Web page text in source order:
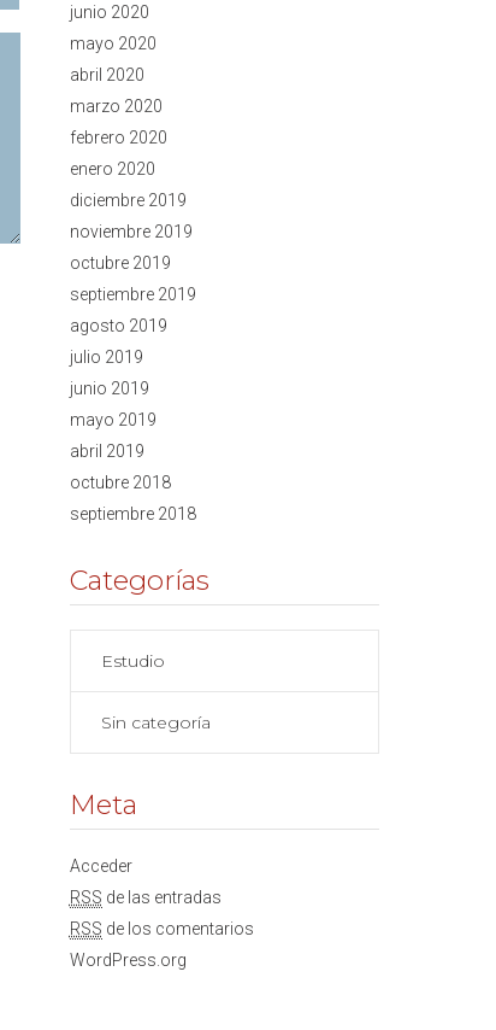
junio 2020
mayo 2020
abril 2020
marzo 2020
febrero 2020
enero 2020
diciembre 2019
noviembre 2019
octubre 2019
septiembre 2019
agosto 2019
julio 2019
junio 2019
mayo 2019
abril 2019
octubre 2018
septiembre 2018
Categorías
Estudio
Sin categoría
Meta
Acceder
RSS de las entradas
RSS de los comentarios
WordPress.org